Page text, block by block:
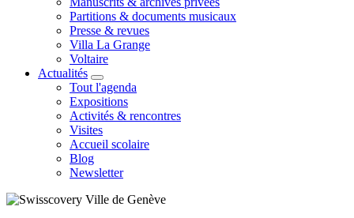
Partitions & documents musicaux
Presse & revues
Villa La Grange
Voltaire
Actualités
Tout l'agenda
Expositions
Activités & rencontres
Visites
Accueil scolaire
Blog
Newsletter